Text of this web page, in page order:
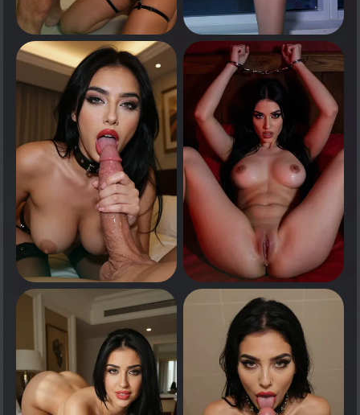
0
انقر لرؤية
0
انقر لرؤية
0
انقر لرؤية انقر لرؤية